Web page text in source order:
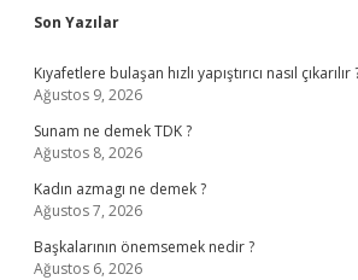
Sidebar
Son Yazılar
Kıyafetlere bulaşan hızlı yapıştırıcı nasıl çıkarılır
Ağustos 9, 2026
Sunam ne demek TDK ?
Ağustos 8, 2026
Kadın azmagı ne demek ?
Ağustos 7, 2026
Başkalarının önemsemek nedir ?
Ağustos 6, 2026